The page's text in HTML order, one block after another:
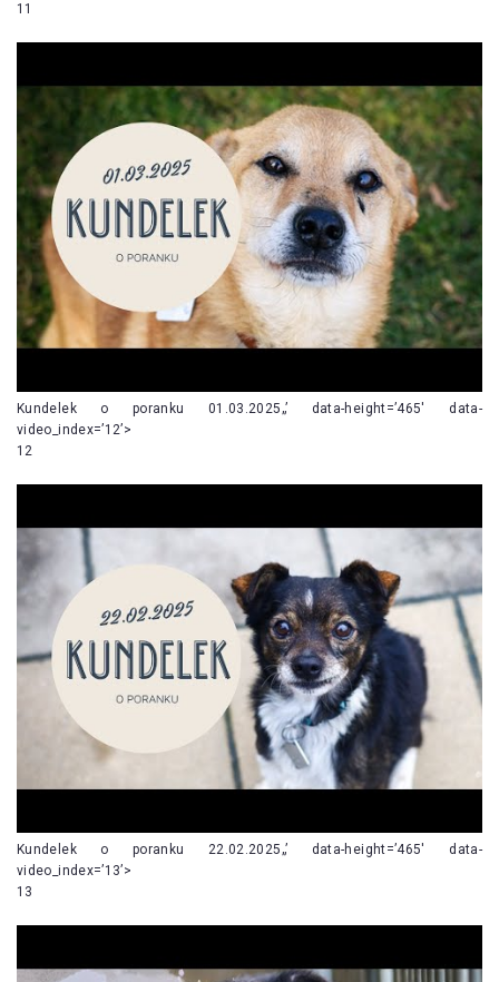
11
Kundelek o poranku 01.03.2025„’ data-height=’465′ data-
video_index=’12’>
12
Kundelek o poranku 22.02.2025„’ data-height=’465′ data-
video_index=’13’>
13